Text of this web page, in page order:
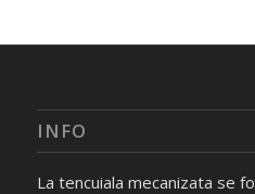
INFO
La tencuiala mecanizata se